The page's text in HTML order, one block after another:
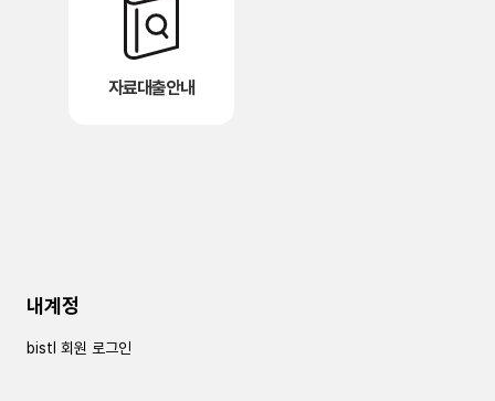
자료대출안내
내계정
bistl 회원 로그인